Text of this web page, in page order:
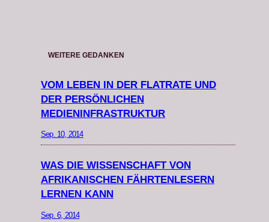
WEITERE GEDANKEN
VOM LEBEN IN DER FLATRATE UND
DER PERSÖNLICHEN
MEDIENINFRASTRUKTUR
Sep. 10, 2014
WAS DIE WISSENSCHAFT VON
AFRIKANISCHEN FÄHRTENLESERN
LERNEN KANN
Sep. 6, 2014